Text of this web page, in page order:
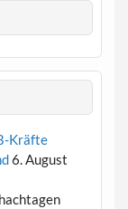
Kräfte
6. August